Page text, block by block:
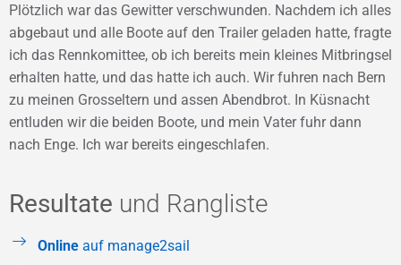
Plötzlich war das Gewitter verschwunden. Nachdem ich alles
abgebaut und alle Boote auf den Trailer geladen hatte, fragte
ich das Rennkomittee, ob ich bereits mein kleines Mitbringsel
erhalten hatte, und das hatte ich auch. Wir fuhren nach Bern
zu meinen Grosseltern und assen Abendbrot. In Küsnacht
entluden wir die beiden Boote, und mein Vater fuhr dann
nach Enge. Ich war bereits eingeschlafen.
Resultate und Rangliste
Onlineauf manage2sail